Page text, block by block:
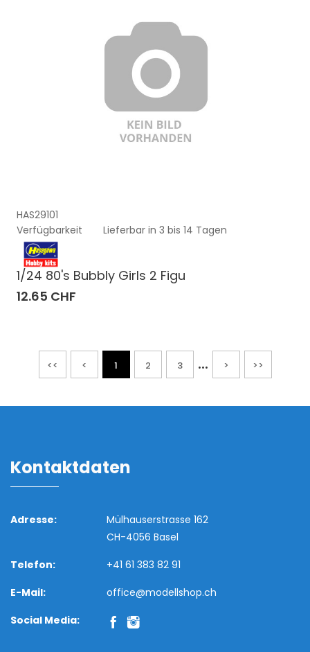
HAS29101
Verfügbarkeit
Lieferbar in 3 bis 14 Tagen
1/24 80's Bubbly Girls 2 Figu
12.65 CHF
<< < 1 2 3 ... > >>
Kontaktdaten
Adresse:
Mülhauserstrasse 162
CH-4056 Basel
Telefon:
+41 61 383 82 91
E-Mail:
office@modellshop.ch
Social Media: